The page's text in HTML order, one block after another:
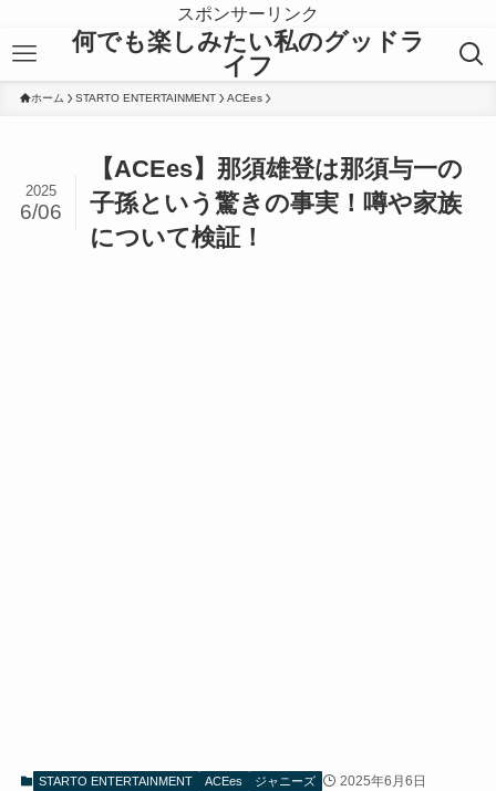
スポンサーリンク
何でも楽しみたい私のグッドラ
イフ
ホーム STARTO ENTERTAINMENT ACEes
【ACEes】那須雄登は那須与一の
子孫という驚きの事実！噂や家族
について検証！
2025
6/06
STARTO ENTERTAINMENT ACEes ジャニーズ 2025年6月6日